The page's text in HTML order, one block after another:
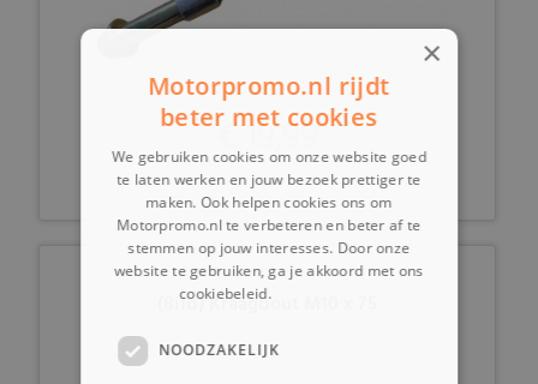
€ 19,99
(8i1b) Kraagbout M10 x 75
×
Motorpromo.nl rijdt
beter met cookies
We gebruiken cookies om onze website goed
te laten werken en jouw bezoek prettiger te
maken. Ook helpen cookies ons om
Motorpromo.nl te verbeteren en beter af te
stemmen op jouw interesses. Door onze
website te gebruiken, ga je akkoord met ons
cookiebeleid.
NOODZAKELIJK